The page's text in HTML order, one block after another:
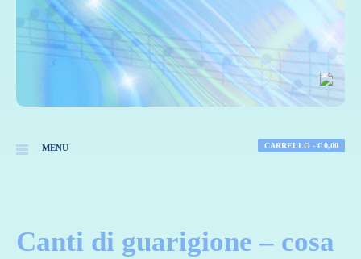
MENU CARRELLO - € 0,00
Canti di guarigione – cosa